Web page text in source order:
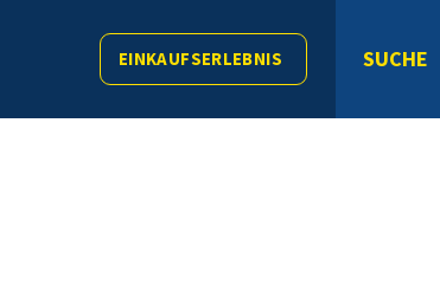
EINKAUFSERLEBNIS SUCHE